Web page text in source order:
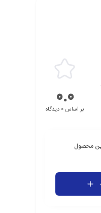
0.0بر اساس 0 دیدگاه
محصول